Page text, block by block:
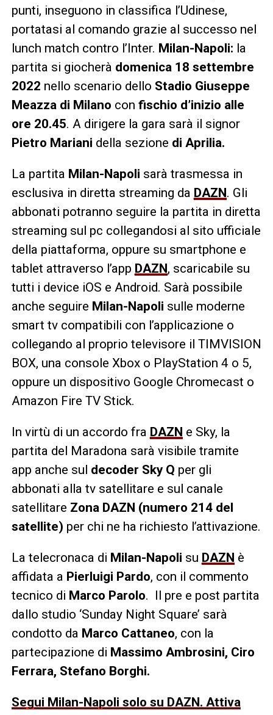
punti, inseguono in classifica l’Udinese,
portatasi al comando grazie al successo nel
lunch match contro l’Inter. Milan-Napoli: la
partita si giocherà domenica 18 settembre
2022 nello scenario dello Stadio Giuseppe
Meazza di Milano con fischio d’inizio alle
ore 20.45. A dirigere la gara sarà il signor
Pietro Mariani della sezione di Aprilia.
La partita Milan-Napoli sarà trasmessa in
esclusiva in diretta streaming da DAZN . Gli
abbonati potranno seguire la partita in diretta
streaming sul pc collegandosi al sito ufficiale
della piattaforma, oppure su smartphone e
tablet attraverso l’app DAZN , scaricabile su
tutti i device iOS e Android. Sarà possibile
anche seguire Milan-Napoli sulle moderne
smart tv compatibili con l’applicazione o
collegando al proprio televisore il TIMVISION
BOX, una console Xbox o PlayStation 4 o 5,
oppure un dispositivo Google Chromecast o
Amazon Fire TV Stick.
In virtù di un accordo fra DAZN e Sky, la
partita del Maradona sarà visibile tramite
app anche sul decoder Sky Q per gli
abbonati alla tv satellitare e sul canale
satellitare Zona DAZN (numero 214 del
satellite) per chi ne ha richiesto l’attivazione.
La telecronaca di Milan-Napoli su DAZN è
affidata a Pierluigi Pardo, con il commento
tecnico di Marco Parolo. Il pre e post partita
dallo studio ‘Sunday Night Square’ sarà
condotto da Marco Cattaneo, con la
partecipazione di Massimo Ambrosini, Ciro
Ferrara, Stefano Borghi.
Segui Milan-Napoli solo su DAZN. Attiva